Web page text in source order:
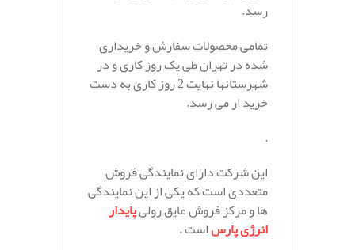
رسد.
تمامی محصولات سفارش و خریداری
شده در تهران طی یک روز کاری و در
شهرستانها نهایت 2 روز کاری به دست
خرید ار می رسد.
.
این شرکت دارای نمایندگی فروش
متعددی است که یکی از این نمایندگی
ها و مرکز فروش عایق رولیپایدار
انرژی پارساست .